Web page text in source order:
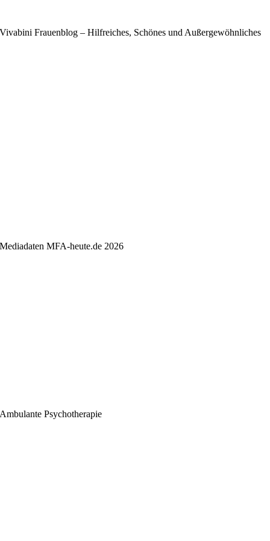
Vivabini Frauenblog – Hilfreiches, Schönes und Außergewöhnliches
Mediadaten MFA-heute.de 2026
Ambulante Psychotherapie